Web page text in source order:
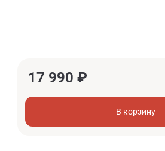
17 990 ₽
В корзину